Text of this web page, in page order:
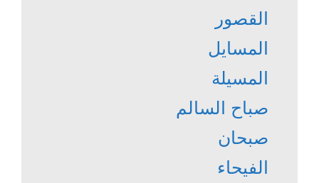
القصور
المسايل
المسيلة
صباح السالم
صبحان
الفيحاء